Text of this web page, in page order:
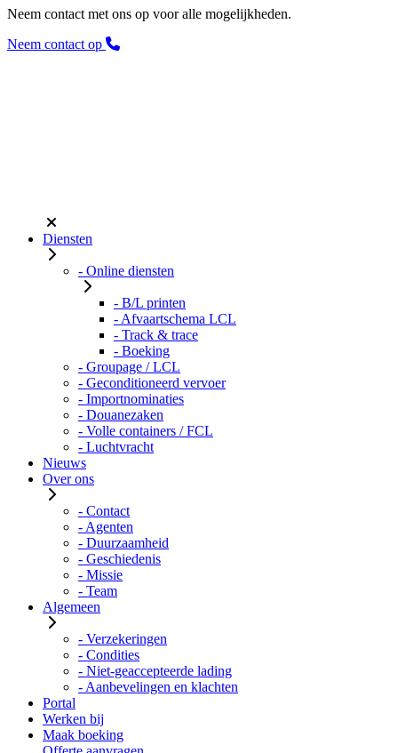
Neem contact met ons op voor alle mogelijkheden.
Neem contact op
Diensten
- Online diensten
- B/L printen
- Afvaartschema LCL
- Track & trace
- Boeking
- Groupage / LCL
- Geconditioneerd vervoer
- Importnominaties
- Douanezaken
- Volle containers / FCL
- Luchtvracht
Nieuws
Over ons
- Contact
- Agenten
- Duurzaamheid
- Geschiedenis
- Missie
- Team
Algemeen
- Verzekeringen
- Condities
- Niet-geaccepteerde lading
- Aanbevelingen en klachten
Portal
Werken bij
Maak boeking